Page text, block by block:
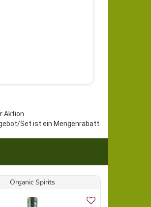
Aktion.
Set ist ein Mengenrabatt.
Organic Spirits